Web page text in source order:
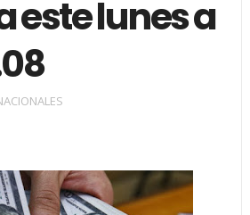
este lunes a